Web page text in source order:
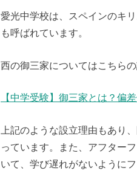
愛光中学校は、スペインのキ
も呼ばれています。
西の御三家についてはこちら
【中学受験】御三家とは？偏
上記のような設立理由もあり
っています。また、アフター
いて、学び遅れがないように